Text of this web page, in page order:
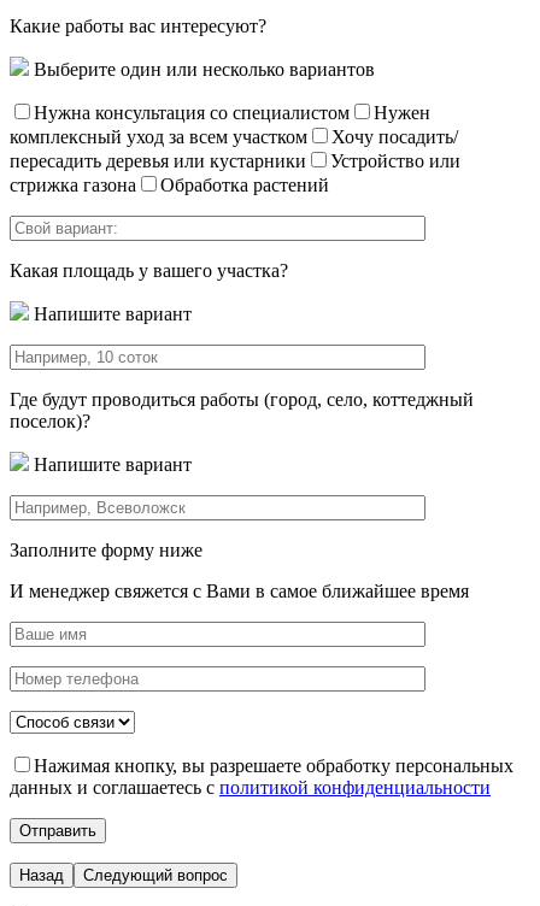
Какие работы вас интересуют?
Выберите один или несколько вариантов
Нужна консультация со специалистом
Нужен
комплексный уход за всем участком
Хочу посадить/
пересадить деревья или кустарники
Устройство или
стрижка газона
Обработка растений
Какая площадь у вашего участка?
Напишите вариант
Где будут проводиться работы (город, село, коттеджный
поселок)?
Напишите вариант
Заполните форму ниже
И менеджер свяжется с Вами в самое ближайшее время
Нажимая кнопку, вы разрешаете обработку персональных
данных и соглашаетесь с политикой конфиденциальности
Назад Следующий вопрос